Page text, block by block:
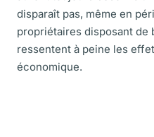
disparaît pas, même en
propriétaires disposant de
ressentent à peine les
économique.